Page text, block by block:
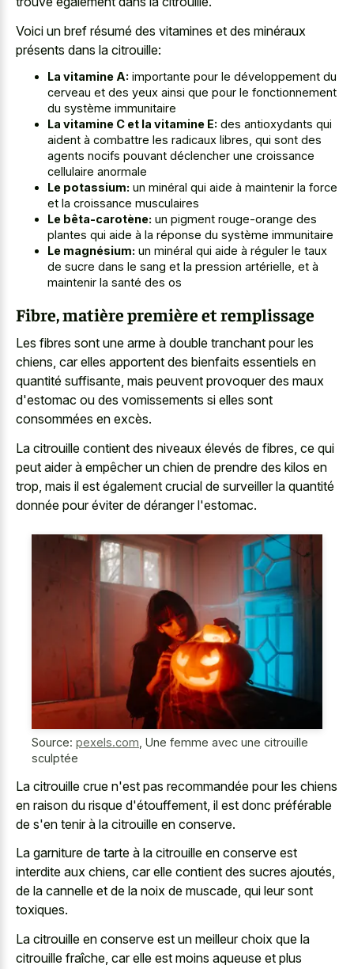
Voici un bref résumé des vitamines et des minéraux
présents dans la citrouille:
La vitamine A: importante pour le développement du
cerveau et des yeux ainsi que pour le fonctionnement
du système immunitaire
La vitamine C et la vitamine E: des antioxydants qui
aident à combattre les radicaux libres, qui sont des
agents nocifs pouvant déclencher une croissance
cellulaire anormale
Le potassium: un minéral qui aide à maintenir la force
et la croissance musculaires
Le bêta-carotène: un pigment rouge-orange des
plantes qui aide à la réponse du système immunitaire
Le magnésium: un minéral qui aide à réguler le taux
de sucre dans le sang et la pression artérielle, et à
maintenir la santé des os
Fibre, matière première et remplissage
Les fibres sont une arme à double tranchant pour les
chiens, car elles apportent des bienfaits essentiels en
quantité suffisante, mais peuvent provoquer des maux
d'estomac ou des vomissements si elles sont
consommées en excès.
La citrouille contient des niveaux élevés de fibres, ce qui
peut aider à empêcher un chien de prendre des kilos en
trop, mais il est également crucial de surveiller la quantité
donnée pour éviter de déranger l'estomac.
Source: pexels.com Une femme avec une citrouille
sculptée
La citrouille crue n'est pas recommandée pour les chiens
en raison du risque d'étouffement, il est donc préférable
de s'en tenir à la citrouille en conserve.
La garniture de tarte à la citrouille en conserve est
interdite aux chiens, car elle contient des sucres ajoutés,
de la cannelle et de la noix de muscade, qui leur sont
toxiques.
La citrouille en conserve est un meilleur choix que la
citrouille fraîche, car elle est moins aqueuse et plus